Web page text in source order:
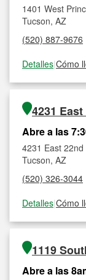
1401 West
Tucson, AZ
(520) 887-9676
Detalles|Cómo
4231
Abre a las
4231 East
Tucson, AZ
(520) 326-3044
Detalles|Cómo
1119
Abre a las